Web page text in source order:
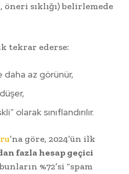
öneri sıklığı) belirlemede
tekrar ederse:
az görünür,
olarak sınıflandırılır.
’na göre, 2024’ün ilk
fazla hesap geçici
%72’si “spam